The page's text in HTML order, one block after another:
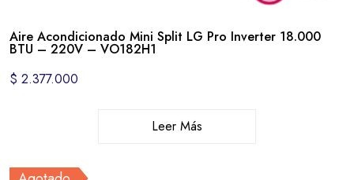
Aire Acondicionado Mini Split LG Pro Inverter 18.000
BTU – 220V – VO182H1
$ 2.377.000
Leer Más